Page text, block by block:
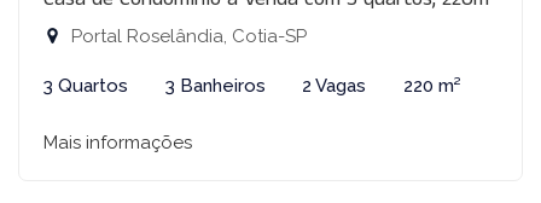
Portal Roselândia, Cotia-SP
3 Quartos 3 Banheiros 2 Vagas 220 m²
Mais informações